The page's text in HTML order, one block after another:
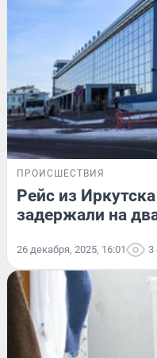
ПРОИСШЕСТВИЯ
Рейс из
задержали на
26 декабря, 2025, 16:01 3